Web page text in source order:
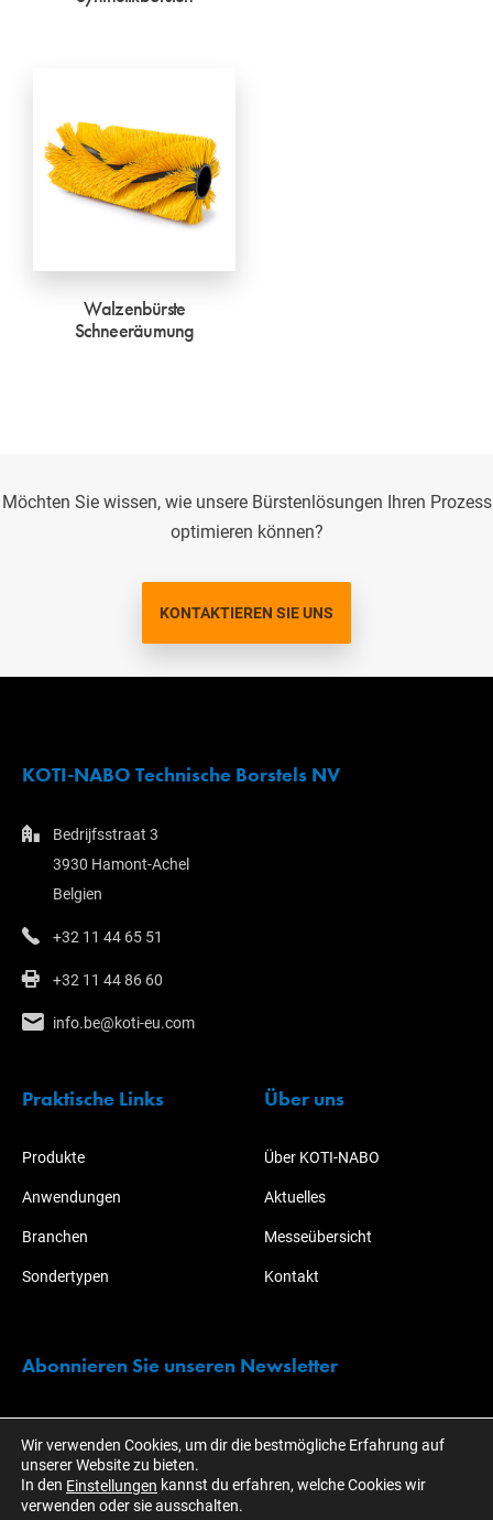
Walzenbürste
Schneeräumung
Möchten Sie wissen, wie unsere Bürstenlösungen Ihren Prozess
optimieren können?
KONTAKTIEREN SIE UNS
KOTI-NABO Technische Borstels NV
Bedrijfsstraat 3
3930 Hamont-Achel
Belgien
+32 11 44 65 51
+32 11 44 86 60
info.be@koti-eu.com
Praktische Links
Produkte
Anwendungen
Branchen
Sondertypen
Über uns
Über KOTI-NABO
Aktuelles
Messeübersicht
Kontakt
Abonnieren Sie unseren Newsletter
KOTI informiert!
Wir verwenden Cookies, um dir die bestmögliche Erfahrung auf
unserer Website zu bieten.
In den Einstellungen kannst du erfahren, welche Cookies wir
verwenden oder sie ausschalten.